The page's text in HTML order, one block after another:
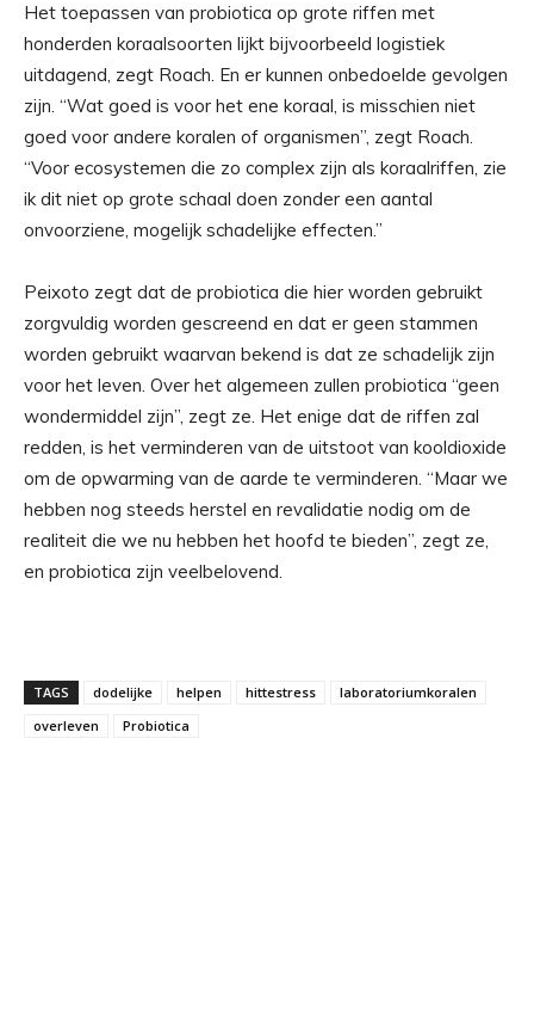
Het toepassen van probiotica op grote riffen met
honderden koraalsoorten lijkt bijvoorbeeld logistiek
uitdagend, zegt Roach. En er kunnen onbedoelde gevolgen
zijn. “Wat goed is voor het ene koraal, is misschien niet
goed voor andere koralen of organismen”, zegt Roach.
“Voor ecosystemen die zo complex zijn als koraalriffen, zie
ik dit niet op grote schaal doen zonder een aantal
onvoorziene, mogelijk schadelijke effecten.”
Peixoto zegt dat de probiotica die hier worden gebruikt
zorgvuldig worden gescreend en dat er geen stammen
worden gebruikt waarvan bekend is dat ze schadelijk zijn
voor het leven. Over het algemeen zullen probiotica “geen
wondermiddel zijn”, zegt ze. Het enige dat de riffen zal
redden, is het verminderen van de uitstoot van kooldioxide
om de opwarming van de aarde te verminderen. “Maar we
hebben nog steeds herstel en revalidatie nodig om de
realiteit die we nu hebben het hoofd te bieden”, zegt ze,
en probiotica zijn veelbelovend.
TAGS dodelijke helpen hittestress
laboratoriumkoralen
overleven
Probiotica